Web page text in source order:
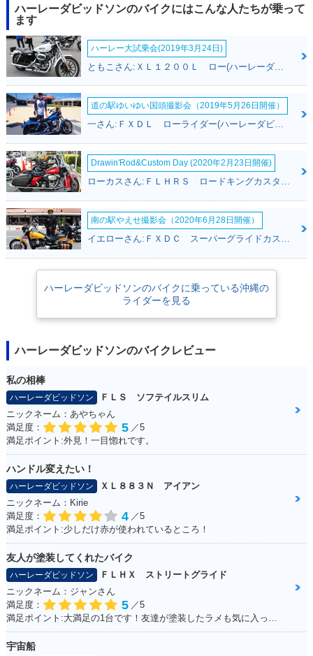
ハーレーダビッドソンのバイクにはこんな人たちが乗って
ます
ハーレー大試乗会(2019年3月24日)
道の駅ゆいゆい国頭撮影会（2019年5月26日開催）
Drawin'Rod&Custom Day (2020年2月23日開催)
ローカスさん:ＦＬＨＲＳ ロードキングカスタム(ハーレーダビッドソン)
南の駅やえせ撮影会（2020年6月28日開催）
イエローさん:ＦＸＤＣ スーパーグライドカスタム(ハーレーダビッドソン)
ハーレーダビッドソンのバイクに乗っている沖縄の
ライダーを見る
ハーレーダビッドソンのバイクレビュー
私の相棒
ハーレーダビッドソン
ＦＬＳ ソフテイルスリム
ニックネーム：あやちゃん
満足度：
5 ／5
満足ポイント:外見！一目惚れです。
ハンドル変えたい！
ハーレーダビッドソン
ＸＬ８８３Ｎ アイアン
ニックネーム：Kirie
満足度：
4 ／5
満足ポイント:少しだけ赤が使われているところ！
友人が塗装してくれたバイク
ハーレーダビッドソン
ＦＬＨＸ ストリートグライド
ニックネーム：ジャンさん
満足度：
5 ／5
宇宙船